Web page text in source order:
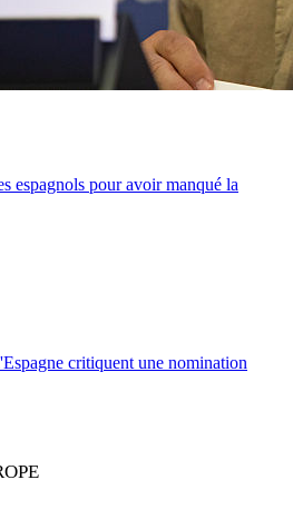
espagnols pour avoir manqué la
critiquent une nomination